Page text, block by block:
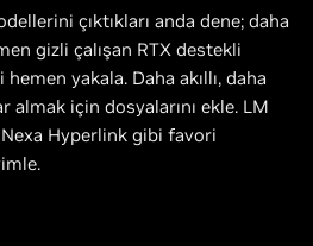
çıktıkları anda dene; daha
gizli çalışan RTX destekli
yakala. Daha akıllı, daha
için dosyalarını ekle. LM
Hyperlink gibi favori